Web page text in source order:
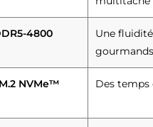
4800
Une
NVMe™
Des temps